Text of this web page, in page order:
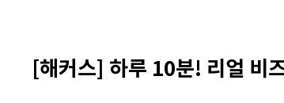
[해커스] 하루 10분! 리얼 비